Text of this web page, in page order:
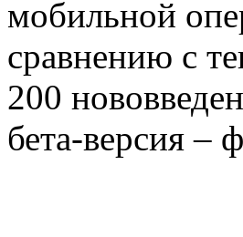
мобильной
сравнению с
200
бета-версия –